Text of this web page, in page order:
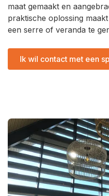
maat gemaakt en
praktische oplossing
een serre of veranda te
Ik wil contact met een